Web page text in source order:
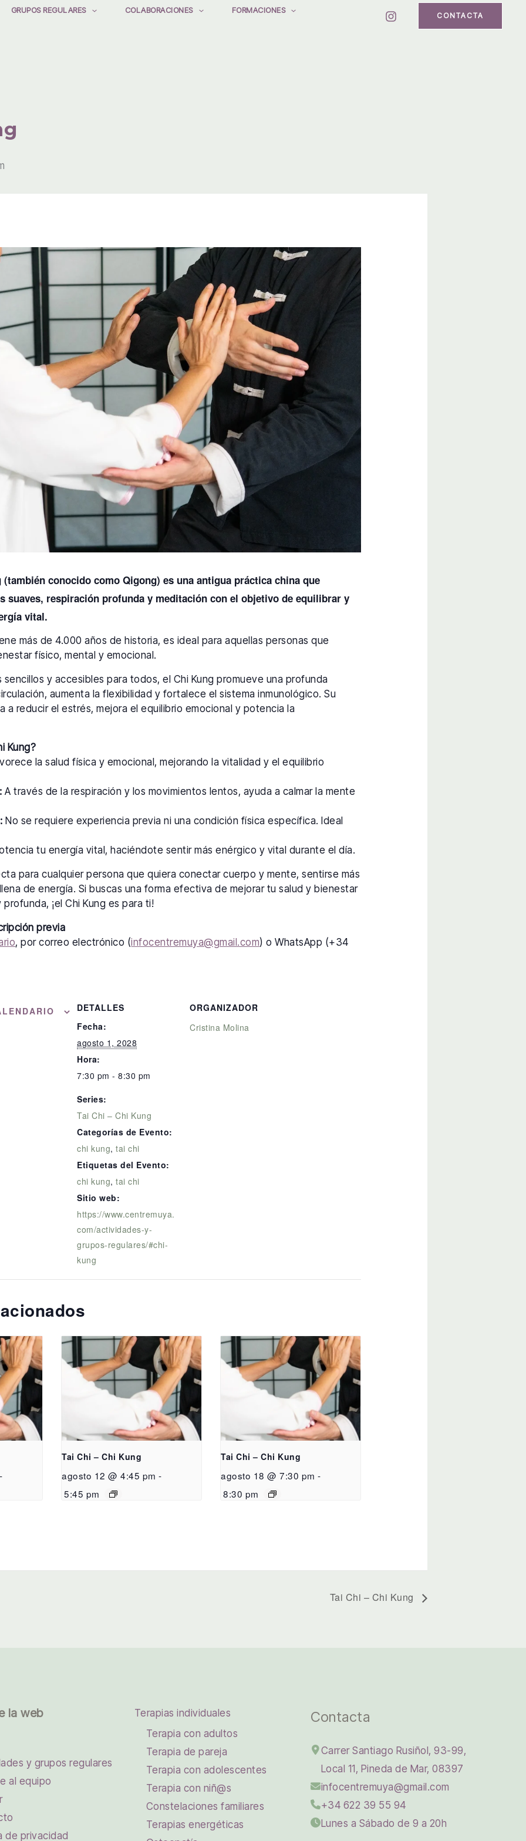
GRUPOS REGULARES COLABORACIONES
FORMACIONES
CONTACTA
(también conocido como Qigong) es una antigua práctica china que
suaves, respiración profunda y meditación con el objetivo de equilibrar y
vital.
más de 4.000 años de historia, es ideal para aquellas personas que
físico, mental y emocional.
y accesibles para todos, el Chi Kung promueve una profunda
aumenta la flexibilidad y fortalece el sistema inmunológico. Su
a reducir el estrés, mejora el equilibrio emocional y potencia la
Kung?
la salud física y emocional, mejorando la vitalidad y el equilibrio
A través de la respiración y los movimientos lentos, ayuda a calmar la mente
No se requiere experiencia previa ni una condición física específica. Ideal
tu energía vital, haciéndote sentir más enérgico y vital durante el día.
para cualquier persona que quiera conectar cuerpo y mente, sentirse más
de energía. Si buscas una forma efectiva de mejorar tu salud y bienestar
¡el Chi Kung es para ti!
previa
, por correo electrónico (infocentremuya@gmail.com) o WhatsApp (+34
DETALLES
Fecha:
agosto 1, 2028
Hora:
7:30 pm - 8:30 pm
Series:
Tai Chi – Chi Kung
Categorías de Evento:
chi kung,tai chi
Etiquetas del Evento:
chi kung,tai chi
Sitio web:
https://www.centremuya.
com/actividades-y-
grupos-regulares/#chi-
kung
ORGANIZADOR
Cristina Molina
-
Tai Chi – Chi Kung
agosto 12 @ 4:45 pm -
5:45 pm
Tai Chi – Chi Kung
agosto 18 @ 7:30 pm -
8:30 pm
Tai Chi – Chi Kung
la web
y grupos regulares
al equipo
de privacidad
Terapias individuales
Terapia con adultos
Terapia de pareja
Terapia con adolescentes
Terapia con niñ@s
Constelaciones familiares
Terapias energéticas
Contacta
Carrer Santiago Rusiñol, 93-99,
Local 11, Pineda de Mar, 08397
infocentremuya@gmail.com
+34 622 39 55 94
Lunes a Sábado de 9 a 20h